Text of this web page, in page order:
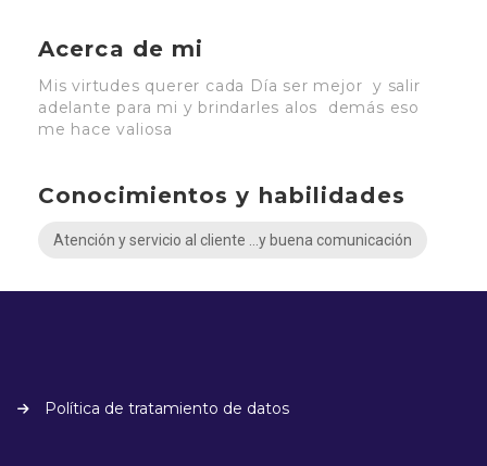
Acerca de mi
Mis virtudes querer cada Día ser mejor y salir
adelante para mi y brindarles alos demás eso
me hace valiosa
Conocimientos y habilidades
Atención y servicio al cliente …y buena comunicación
Política de tratamiento de datos